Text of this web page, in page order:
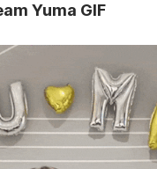
Yuma GIF